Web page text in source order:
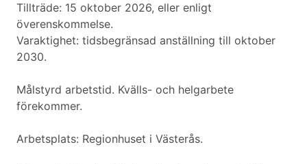
Tillträde: 15 oktober 2026, eller enligt
överenskommelse.
Varaktighet: tidsbegränsad anställning till oktober
2030.
Målstyrd arbetstid. Kvälls- och helgarbete
förekommer.
Arbetsplats: Regionhuset i Västerås.